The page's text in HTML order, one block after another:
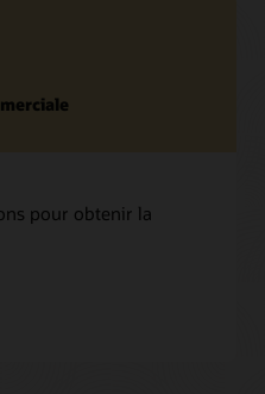
pour obtenir la